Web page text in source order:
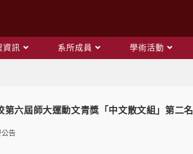
資訊 系所成員 學術活動
第六屆師大運動文青獎「中文散文組」第二名
公告